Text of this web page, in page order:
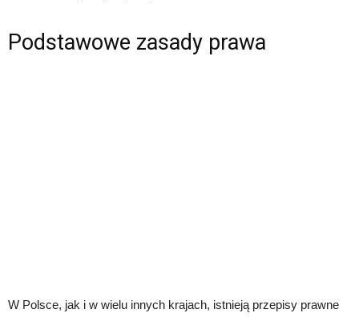
Podstawowe zasady prawa
W Polsce, jak i w wielu innych krajach, istnieją przepisy prawne